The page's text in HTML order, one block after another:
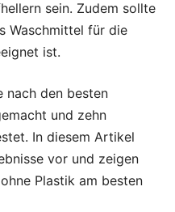
sein. Zudem sollte
Waschmittel für die
ist.
nach den besten
und zehn
In diesem Artikel
vor und zeigen
Plastik am besten